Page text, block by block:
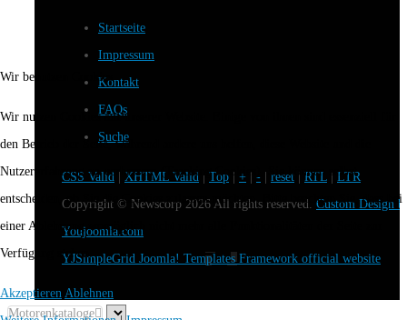
Startseite
Impressum
Kontakt
FAQs
Suche
CSS Valid XHTML Valid | Top | + - reset | RTL | LTR
Copyright © Newscorp 2026 All rights reserved. Custom Design
Youjoomla.com
YJSimpleGrid Joomla! Templates Framework official website
Motorenkataloge
Wir benutzen Cookies
Wir nutzen Cookies auf unserer Website. Einige von ihnen sind essenziell für
den Betrieb der Seite, während andere uns helfen, diese Website und die
Nutzererfahrung zu verbessern (Tracking Cookies). Sie können selbst
entscheiden, ob Sie die Cookies zulassen möchten. Bitte beachten Sie, dass bei
einer Ablehnung womöglich nicht mehr alle Funktionalitäten der Seite zur
Verfügung stehen.
Akzeptieren Ablehnen